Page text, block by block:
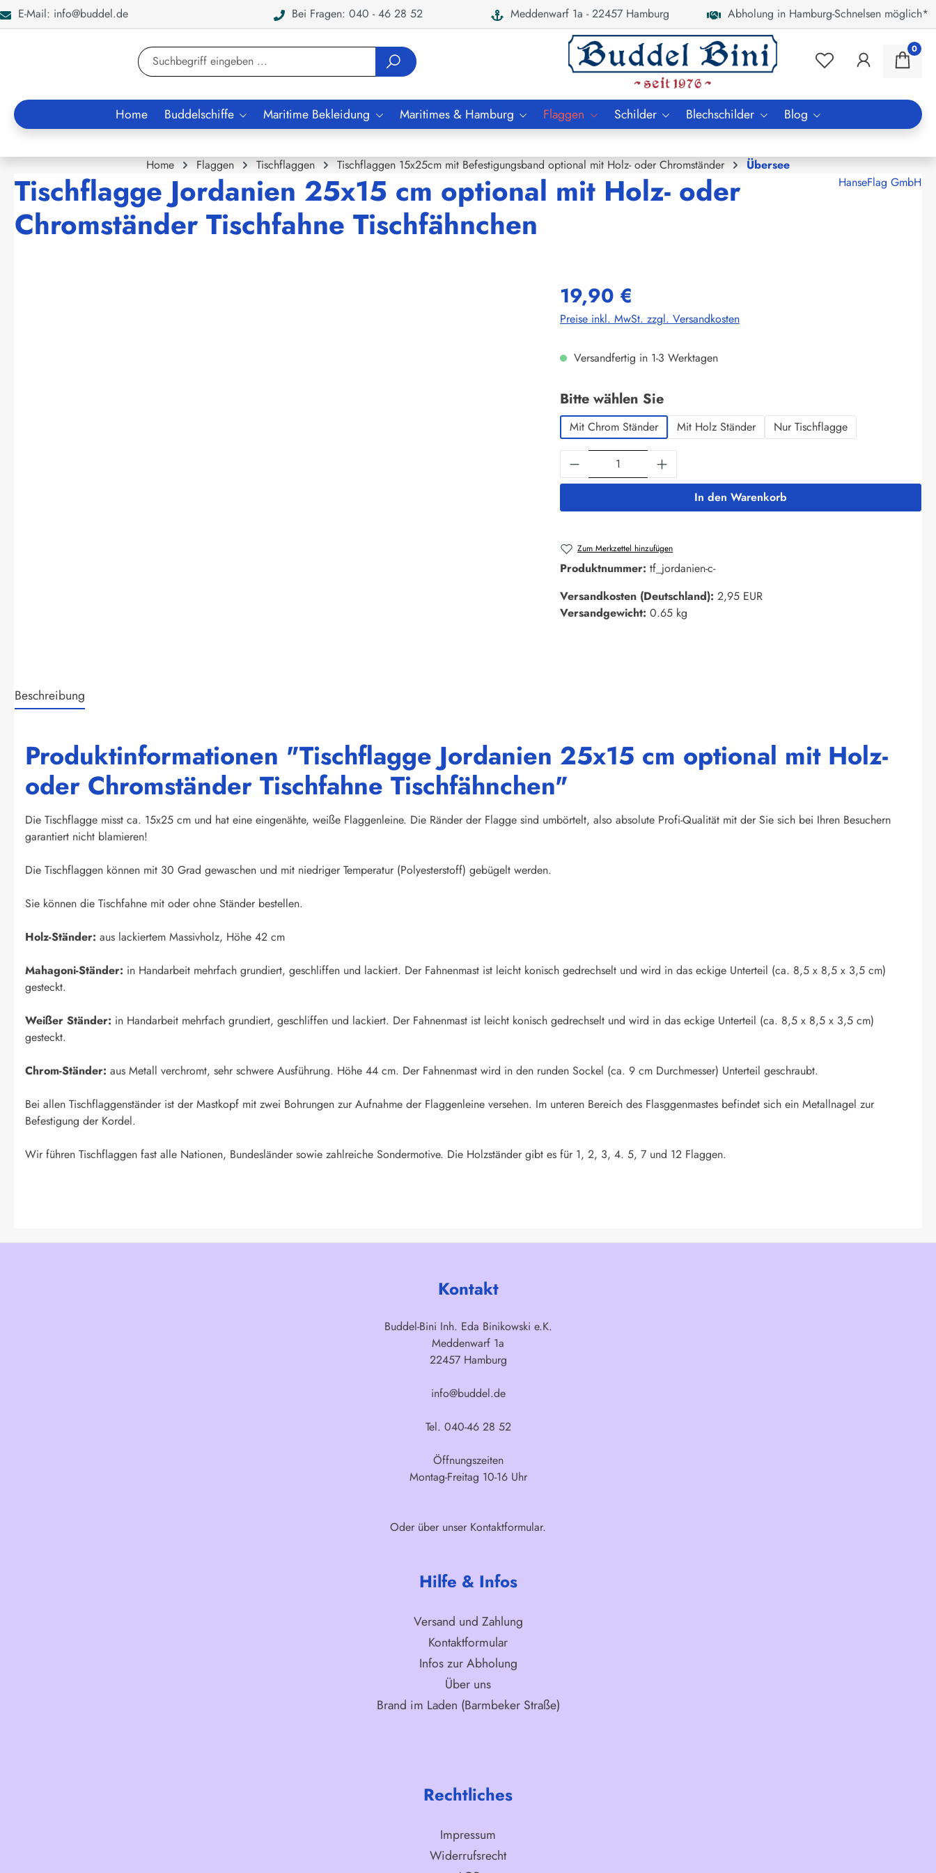
Zur Suche springen
E-Mail: info@buddel.de Bei Fragen: 040 - 46 28 52 Meddenwarf 1a - 22457 Hamburg Abholung in Hamburg-Schnelsen möglich*
0
Home Buddelschiffe Maritime Bekleidung Maritimes & Hamburg Flaggen Schilder Blechschilder Blog
Home Flaggen Tischflaggen Tischflaggen 15x25cm mit Befestigungsband optional mit Holz- oder Chromständer Übersee
Tischflagge Jordanien 25x15 cm optional mit Holz- oder
Chromständer Tischfahne Tischfähnchen
HanseFlag GmbH
19,90 €
Preise inkl. MwSt. zzgl. Versandkosten
Versandfertig in 1-3 Werktagen
Bitte wählen Sieauswählen
Mit Chrom Ständer Mit Holz Ständer Nur Tischflagge
Produkt Anzahl: Gib den gewünschten Wert ein
In den Warenkorb
Zum Merkzettel hinzufügen
Produktnummer: tf_jordanien-c-
Versandkosten (Deutschland): 2,95 EUR
Versandgewicht: 0.65 kg
Beschreibung
Produktinformationen "Tischflagge Jordanien 25x15 cm optional mit Holz-
oder Chromständer Tischfahne Tischfähnchen"
Die Tischflagge misst ca. 15x25 cm und hat eine eingenähte, weiße Flaggenleine. Die Ränder der Flagge sind umbörtelt, also absolute Profi-Qualität mit der Sie sich bei Ihren Besuchern
garantiert nicht blamieren!
Die Tischflaggen können mit 30 Grad gewaschen und mit niedriger Temperatur (Polyesterstoff) gebügelt werden.
Sie können die Tischfahne mit oder ohne Ständer bestellen.
Holz-Ständer: aus lackiertem Massivholz, Höhe 42 cm
Mahagoni-Ständer: in Handarbeit mehrfach grundiert, geschliffen und lackiert. Der Fahnenmast ist leicht konisch gedrechselt und wird in das eckige Unterteil (ca. 8,5 x 8,5 x 3,5 cm)
gesteckt.
Weißer Ständer: in Handarbeit mehrfach grundiert, geschliffen und lackiert. Der Fahnenmast ist leicht konisch gedrechselt und wird in das eckige Unterteil (ca. 8,5 x 8,5 x 3,5 cm)
gesteckt.
Chrom-Ständer: aus Metall verchromt, sehr schwere Ausführung. Höhe 44 cm. Der Fahnenmast wird in den runden Sockel (ca. 9 cm Durchmesser) Unterteil geschraubt.
Bei allen Tischflaggenständer ist der Mastkopf mit zwei Bohrungen zur Aufnahme der Flaggenleine versehen. Im unteren Bereich des Flasggenmastes befindet sich ein Metallnagel zur
Befestigung der Kordel.
Wir führen Tischflaggen fast alle Nationen, Bundesländer sowie zahlreiche Sondermotive. Die Holzständer gibt es für 1, 2, 3, 4. 5, 7 und 12 Flaggen.
Kontakt
Buddel-Bini Inh. Eda Binikowski e.K.
Meddenwarf 1a
22457 Hamburg
info@buddel.de
Tel. 040-46 28 52
Öffnungszeiten
Montag-Freitag 10-16 Uhr
Oder über unser Kontaktformular.
Hilfe & Infos
Versand und Zahlung
Kontaktformular
Infos zur Abholung
Über uns
Brand im Laden (Barmbeker Straße)
Rechtliches
Impressum
Widerrufsrecht